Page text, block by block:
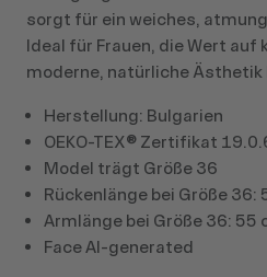
sorgt für ein weiches,
Ideal für Frauen, die Wert auf
moderne, natürliche Ästhetik
Herstellung: Bulgarien
OEKO-TEX® Zertifikat
Model trägt Größe 36
Rückenlänge bei Größe 36:
Armlänge bei Größe 36: 55
Face AI-generated